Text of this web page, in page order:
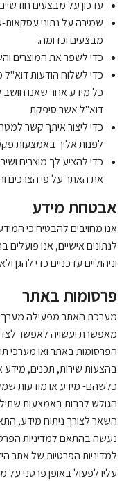
עדכון על מבצעים
שמירה על נתוני
מבצעים וכדומה.
כדי לשפר את המוצרים
כדי לשלוח הודעות דוא"ל
כל מידע אחר שאנו חושב
דוא"ל אשר סיפקת
כדי ליצור איתך קשר
לפנות אליך באמצעות
כדי להציע לך מוצרים
את האתר על פי הצרכים
אבטחת מידע
אנו מחויבים להבטיח כי
לנתונים אישיים, אנו פועלים
וניהוליים עדכניים כדי
פרסומות באתר
מערכת האתר מפעילה מערך
מאפשרת ועשויה לאפשר
הפרסומות באתר ואו מערכי
בהצעות שירות, תכנים, מידע
כלשהם- מידע או מודעות
השאר לצורך ניתוח מידע,
נעשה בהתאם למדיניות
למדיניות הפרטיות של אתר
עליו לפעול באופן פרטני על